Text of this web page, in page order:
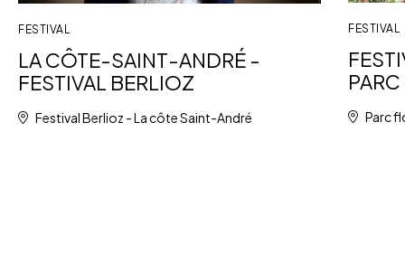
FESTIVAL
LA CÔTE-SAINT-ANDRÉ -
FESTIVAL BERLIOZ
Festival Berlioz - La côte Saint-André
FESTIVAL
Parc